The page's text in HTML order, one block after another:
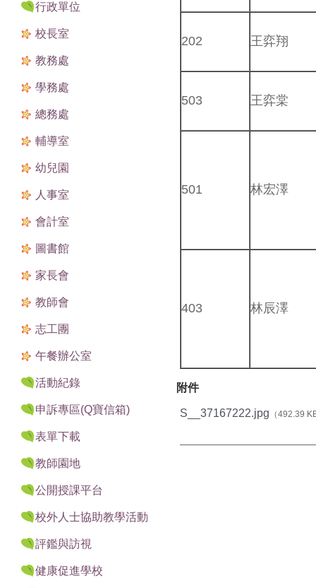
行政單位
校長室
教務處
學務處
總務處
輔導室
幼兒園
人事室
會計室
圖書館
家長會
教師會
志工團
午餐辦公室
活動紀錄
申訴專區(Q寶信箱)
表單下載
教師園地
公開授課平台
校外人士協助教學活動
評鑑與訪視
健康促進學校
202 王弈翔
503 王弈棠
501 林宏澤
403 林辰澤
附件
S__37167222.jpg （492.39